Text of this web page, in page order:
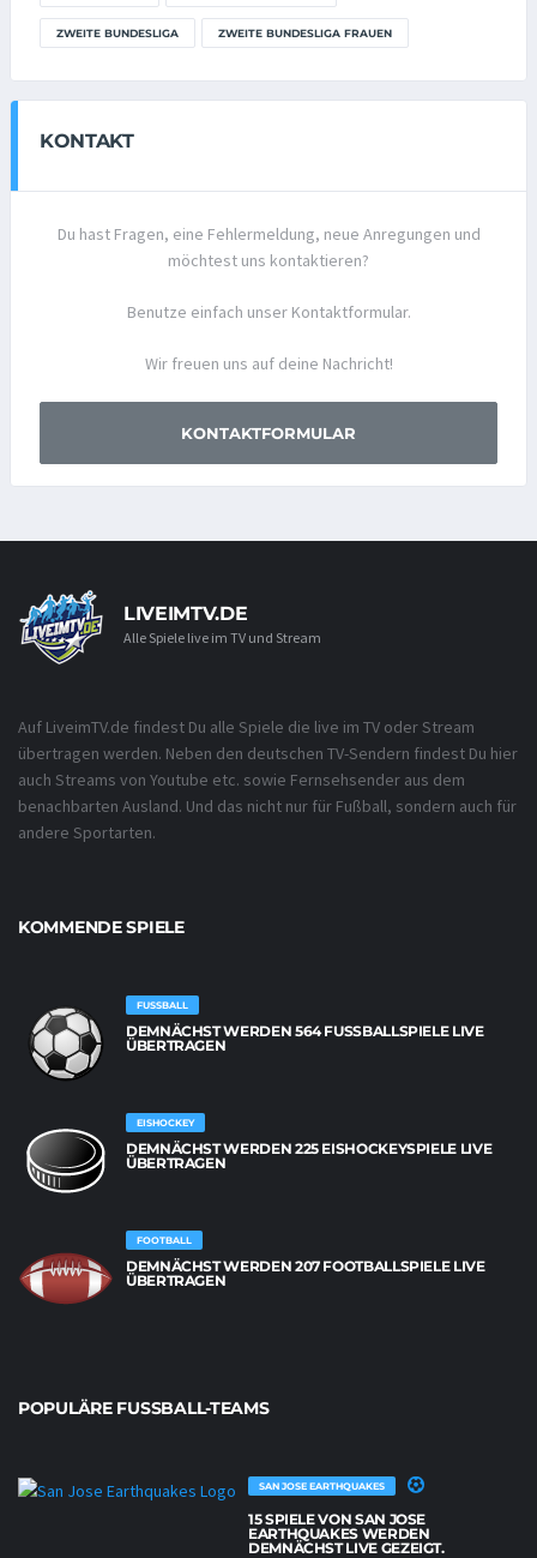
ZWEITE BUNDESLIGA ZWEITE BUNDESLIGA FRAUEN
KONTAKT
Du hast Fragen, eine Fehlermeldung, neue Anregungen und
möchtest uns kontaktieren?
Benutze einfach unser Kontaktformular.
Wir freuen uns auf deine Nachricht!
KONTAKTFORMULAR
LIVEIMTV.DE
Alle Spiele live im TV und Stream
Auf LiveimTV.de findest Du alle Spiele die live im TV oder Stream
übertragen werden. Neben den deutschen TV-Sendern findest Du hier
auch Streams von Youtube etc. sowie Fernsehsender aus dem
benachbarten Ausland. Und das nicht nur für Fußball, sondern auch für
andere Sportarten.
KOMMENDE SPIELE
FUSSBALL
DEMNÄCHST WERDEN 564 FUSSBALLSPIELE LIVE Ü
BERTRAGEN
EISHOCKEY
DEMNÄCHST WERDEN 225 EISHOCKEYSPIELE LIVE
ÜBERTRAGEN
FOOTBALL
DEMNÄCHST WERDEN 207 FOOTBALLSPIELE LIVE
ÜBERTRAGEN
POPULÄRE FUSSBALL-TEAMS
SAN JOSE EARTHQUAKES
15 SPIELE VON SAN JOSE
EARTHQUAKES WERDEN
DEMNÄCHST LIVE GEZEIGT.